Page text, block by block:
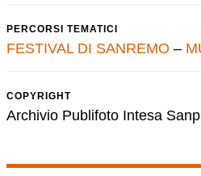
PERCORSI TEMATICI
FESTIVAL DI SANREMO –
COPYRIGHT
Archivio Publifoto Intesa